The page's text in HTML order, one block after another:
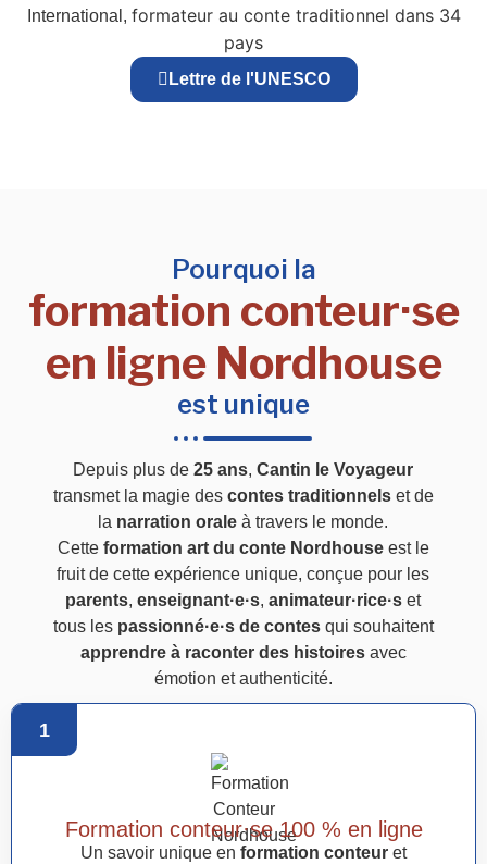
International, formateur au conte traditionnel dans 34
pays
Lettre de l'UNESCO
Pourquoi la
formation conteur·se
en ligne Nordhouse
est unique
Depuis plus de25 ans,Cantin le Voyageur
transmet la magie des contes traditionnelset de
la narration orale à travers le monde.
Cette formation art du conte Nordhouseest le
fruit de cette expérience unique, conçue pour les
parents,enseignant·e·s,animateur·rice·s et
tous les passionné·e·s de contesqui souhaitent
apprendre à raconter des histoiresavec
émotion et authenticité.
1
Formation conteur·se 100 % en ligne
Un savoir unique en formation conteur et